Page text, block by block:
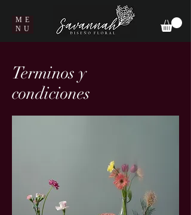
ME
NU
Terminos y
condiciones